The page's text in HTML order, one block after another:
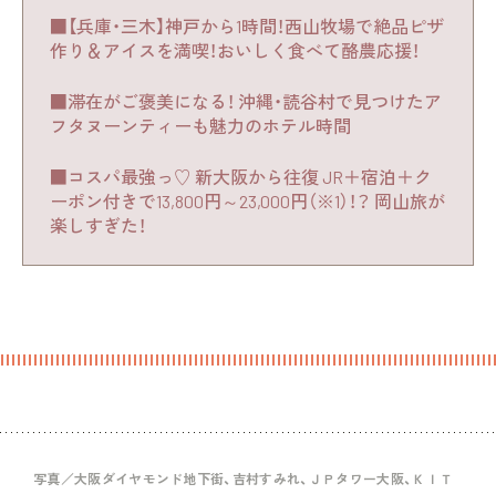
■【兵庫・三木】神戸から1時間！西山牧場で絶品ピザ
作り＆アイスを満喫！おいしく食べて酪農応援！
■滞在がご褒美になる！ 沖縄・読谷村で見つけたア
フタヌーンティーも魅力のホテル時間
■コスパ最強っ♡ 新大阪から往復 JR＋宿泊＋ク
ーポン付きで13,800円～23,000円（※1）！？ 岡山旅が
楽しすぎた！
写真／大阪ダイヤモンド地下街、吉村すみれ、ＪＰタワー大阪、ＫＩＴ